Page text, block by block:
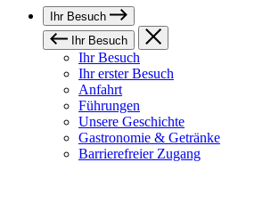
Ihr Besuch
Ihr Besuch
Ihr Besuch
Ihr erster Besuch
Anfahrt
Führungen
Unsere Geschichte
Gastronomie & Getränke
Barrierefreier Zugang